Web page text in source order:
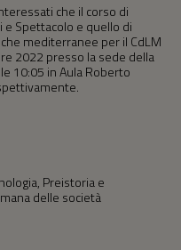
che il corso di
e Spettacolo e quello di
mediterranee per il CdLM
2022 presso la sede della
10:05 in Aula Roberto
Preistoria e
delle società